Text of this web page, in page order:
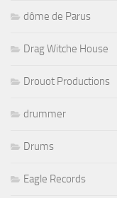
dôme de Parus
Drag Witche House
Drouot Productions
drummer
Drums
Eagle Records